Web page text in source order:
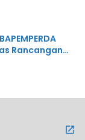
Rancangan